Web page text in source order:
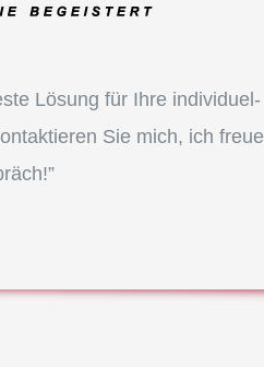
Lösung für Ihre indivi­du­el­
Sie mich, ich freue